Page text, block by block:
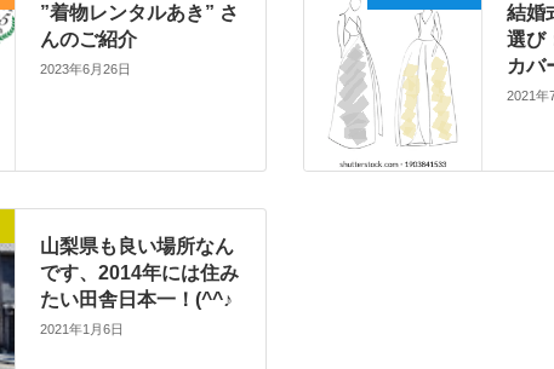
”着物レンタルあき” さ
んのご紹介
2023年6月26日
結婚
選び
カバ
2021年
山梨県も良い場所なん
です、2014年には住み
たい田舎日本一！(^^♪
2021年1月6日